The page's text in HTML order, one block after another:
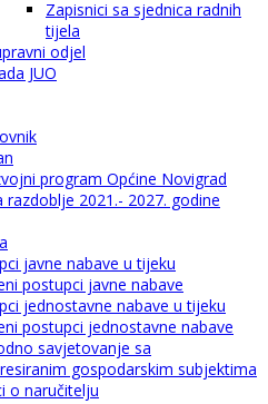
Zapisnici sa sjednica radnih
tijela
odjel
JUO
program Općine Novigrad
razdoblje 2021.- 2027. godine
javne nabave u tijeku
postupci javne nabave
jednostavne nabave u tijeku
postupci jednostavne nabave
savjetovanje sa
gospodarskim subjektima
o naručitelju